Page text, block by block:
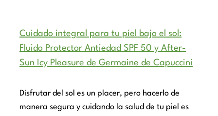
Cuidado integral para tu piel bajo el sol:
Fluido Protector Antiedad SPF 50 y After-
Sun Icy Pleasure de Germaine de Capuccini
Disfrutar del sol es un placer, pero hacerlo de
manera segura y cuidando la salud de tu piel es